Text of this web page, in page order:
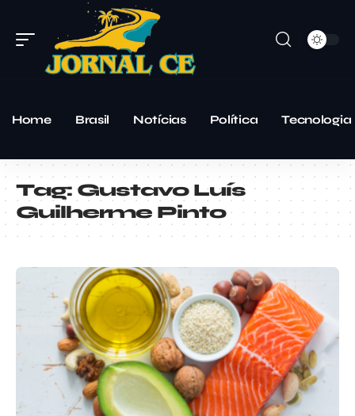
Home Brasil Notícias Política Tecnologia
Tag:Gustavo Luís
Guilherme Pinto